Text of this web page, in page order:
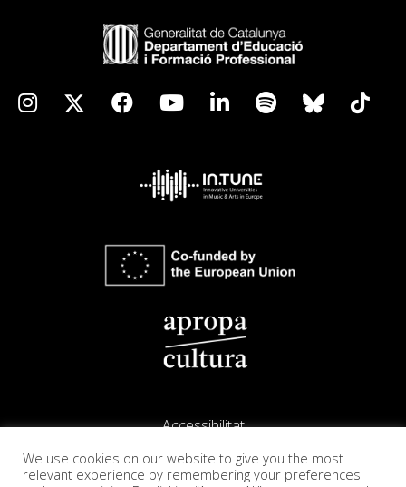
Accessibilitat
Avís legal
We use cookies on our website to give you the most
relevant experience by remembering your preferences